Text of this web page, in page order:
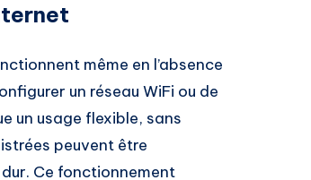
même en l’absence
un réseau WiFi ou de
un usage flexible, sans
peuvent être
Ce fonctionnement